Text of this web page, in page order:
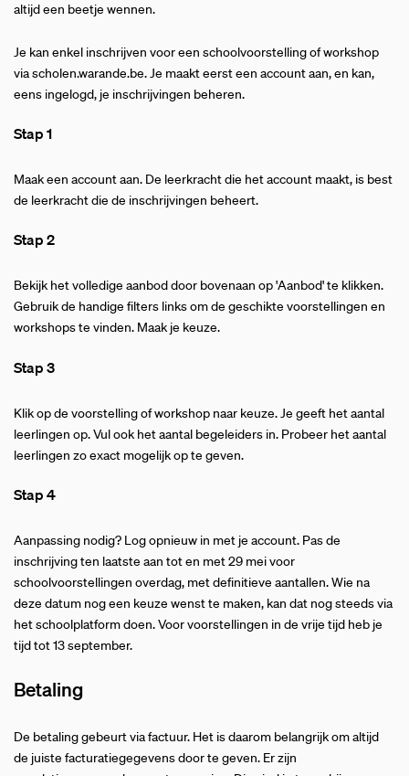
altijd een beetje wennen.
Je kan enkel inschrijven voor een schoolvoorstelling of workshop
via scholen.warande.be. Je maakt eerst een account aan, en kan,
eens ingelogd, je inschrijvingen beheren.
Stap 1
Maak een account aan. De leerkracht die het account maakt, is best
de leerkracht die de inschrijvingen beheert.
Stap 2
Bekijk het volledige aanbod door bovenaan op 'Aanbod' te klikken.
Gebruik de handige filters links om de geschikte voorstellingen en
workshops te vinden. Maak je keuze.
Stap 3
Klik op de voorstelling of workshop naar keuze. Je geeft het aantal
leerlingen op. Vul ook het aantal begeleiders in. Probeer het aantal
leerlingen zo exact mogelijk op te geven.
Stap 4
Aanpassing nodig? Log opnieuw in met je account. Pas de
inschrijving ten laatste aan tot en met 29 mei voor
schoolvoorstellingen overdag, met definitieve aantallen. Wie na
deze datum nog een keuze wenst te maken, kan dat nog steeds via
het schoolplatform doen. Voor voorstellingen in de vrije tijd heb je
tijd tot 13 september.
Betaling
De betaling gebeurt via factuur. Het is daarom belangrijk om altijd
de juiste facturatiegegevens door te geven. Er zijn